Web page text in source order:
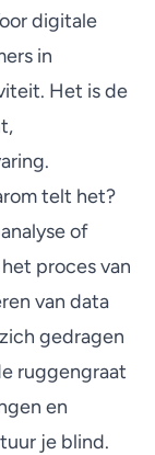
digitale
in
Het is de
telt het?
of
proces van
van data
gedragen
ruggengraat
en
je blind.